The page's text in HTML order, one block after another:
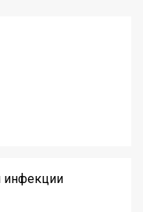
инфекции